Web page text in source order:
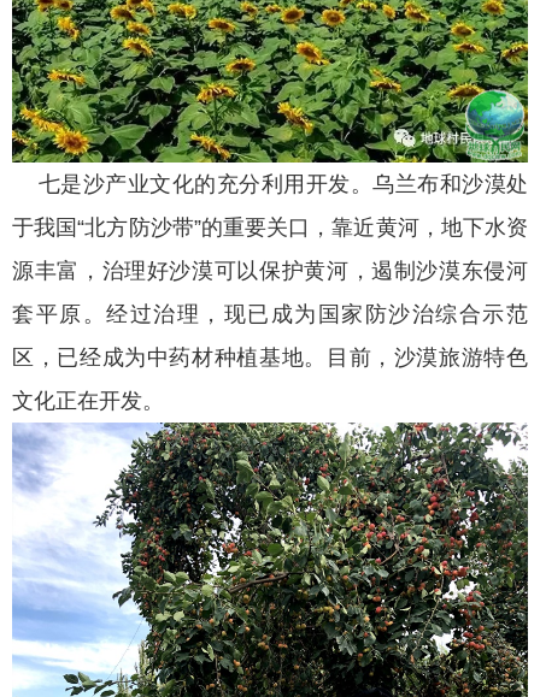
七是沙产业文化的充分利用开发。乌兰布和沙漠处
于我国“北方防沙带”的重要关口，靠近黄河，地下水资
源丰富，治理好沙漠可以保护黄河，遏制沙漠东侵河
套平原。经过治理，现已成为国家防沙治综合示范
区，已经成为中药材种植基地。目前，沙漠旅游特色
文化正在开发。